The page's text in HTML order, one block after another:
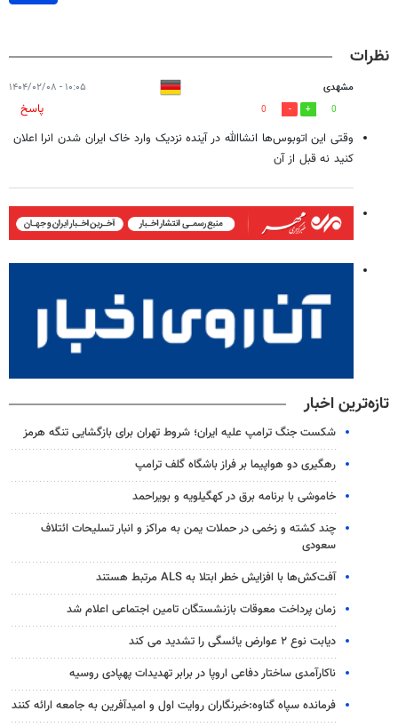
نظرات
مشهدی ۱۰:۰۵ - ۱۴۰۴/۰۲/۰۸
0
0
پاسخ
وقتی این اتوبوس‌ها انشاالله ‌در آینده نزدیک وارد خاک ایران شدن انرا اعلان
کنید نه قبل از آن
تازه‌ترین اخبار
شکست جنگ ترامپ علیه ایران؛ شروط تهران برای بازگشایی تنگه هرمز
رهگیری دو هواپیما بر فراز باشگاه گلف ترامپ
خاموشی با برنامه برق در کهگیلویه و بویراحمد
چند کشته و زخمی در حملات یمن به مراکز و انبار تسلیحات ائتلاف
سعودی
آفت‌کش‌ها با افزایش خطر ابتلا به ALS مرتبط هستند
زمان پرداخت معوقات بازنشستگان تامین اجتماعی اعلام شد
دیابت نوع ۲ عوارض یائسگی را تشدید می کند
ناکارآمدی ساختار دفاعی اروپا در برابر تهدیدات پهپادی روسیه
فرمانده سپاه گناوه:خبرنگاران روایت اول و امیدآفرین به جامعه ارائه کنند